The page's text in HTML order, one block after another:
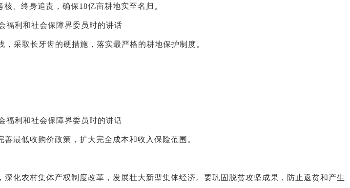
、终身追责，确保18亿亩耕地实至名归。
利和社会保障界委员时的讲话
采取长牙齿的硬措施，落实最严格的耕地保护制度。
利和社会保障界委员时的讲话
最低收购价政策，扩大完全成本和收入保险范围。
农村集体产权制度改革，发展壮大新型集体经济。要巩固脱贫攻坚成果，防止返贫和产生